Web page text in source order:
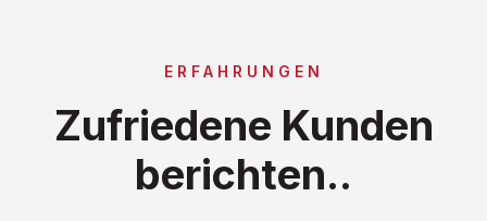
ERFAHRUNGEN
Zufriedene Kunden
berichten..